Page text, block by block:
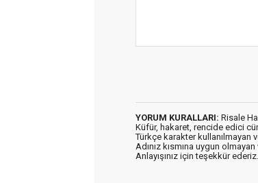
YORUM KURALLARI: Risale
Küfür, hakaret, rencide edici
Türkçe karakter kullanılmayan
Adınız kısmına uygun
Anlayışınız için teşekkür ederiz.